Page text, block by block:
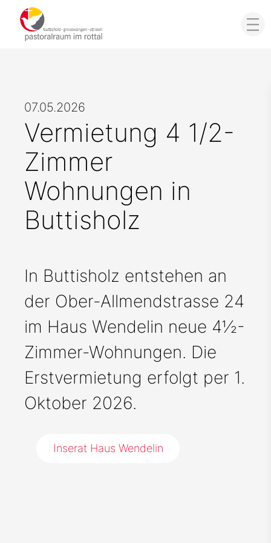
07.05.2026
Vermietung 4 1/2-
Zimmer
Wohnungen in
Buttisholz
In Buttisholz entstehen an
der Ober-Allmendstrasse 24
im Haus Wendelin neue 4½-
Zimmer-Wohnungen. Die
Erstvermietung erfolgt per 1.
Oktober 2026.
Inserat Haus Wendelin